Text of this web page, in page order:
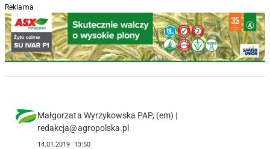
Reklama
Małgorzata Wyrzykowska PAP, (em) |
redakcja@agropolska.pl
14.01.2019 13:50